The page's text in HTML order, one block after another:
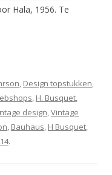
Hala, 1956. Te
, Design topstukken,
, H. Busquet,
design,Vintage
, Bauhaus, H Busquet,
.